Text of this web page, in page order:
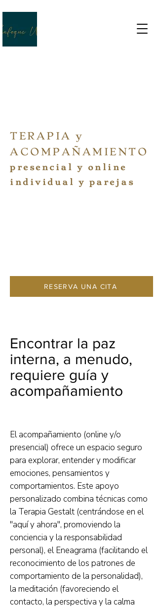
TERAPIA y
ACOMPAÑAMIENTO
presencial y on line
individual y parejas
RESERVA UNA CITA
Encontrar la paz
interna, a menudo,
requiere guía y
acompañamiento
El acompañamiento (online y/o
presencial) ofrece un espacio seguro
para explorar, entender y modificar
emociones, pensamientos y
comportamientos. Este apoyo
personalizado combina técnicas como
la Terapia Gestalt (centrándose en el
"aquí y ahora", promoviendo la
conciencia y la responsabilidad
personal), el Eneagrama (facilitando el
reconocimiento de los patrones de
comportamiento de la personalidad),
la meditación (favoreciendo el
contacto, la perspectiva y la calma